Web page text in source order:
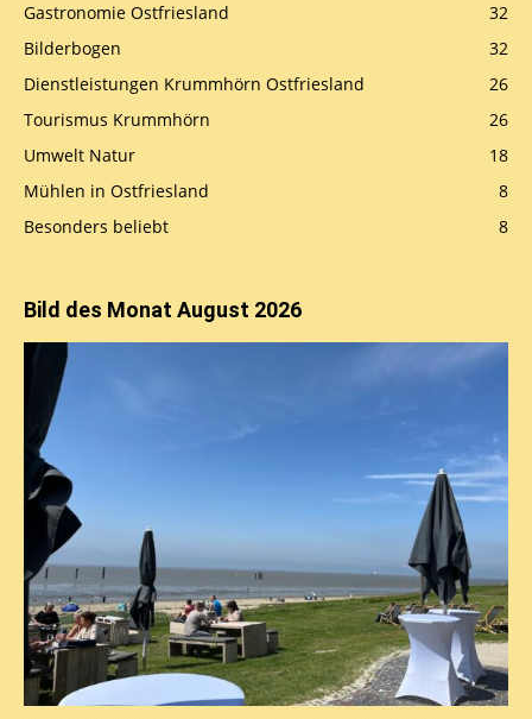
Gastronomie Ostfriesland
32
Bilderbogen
32
Dienstleistungen Krummhörn Ostfriesland
26
Tourismus Krummhörn
26
Umwelt Natur
18
Mühlen in Ostfriesland
8
Besonders beliebt
8
Bild des Monat August 2026